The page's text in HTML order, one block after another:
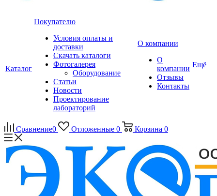
Каталог
Покупателю
Условия оплаты и
доставки
Скачать каталоги
Фотогалерея
Оборудование
Статьи
Новости
Проектирование
лабораторий
О компании
О
компании
Отзывы
Контакты
Ещё
Сравнение0 Отложенные 0 Корзина 0